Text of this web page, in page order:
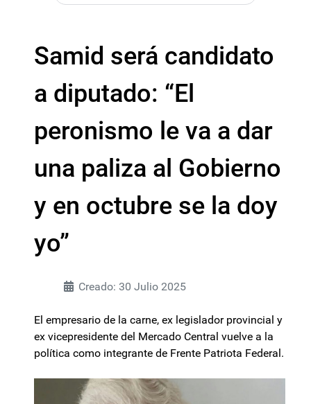
Samid será candidato
a diputado: “El
peronismo le va a dar
una paliza al Gobierno
y en octubre se la doy
yo”
Creado: 30 Julio 2025
El empresario de la carne, ex legislador provincial y
ex vicepresidente del Mercado Central vuelve a la
política como integrante de Frente Patriota Federal.